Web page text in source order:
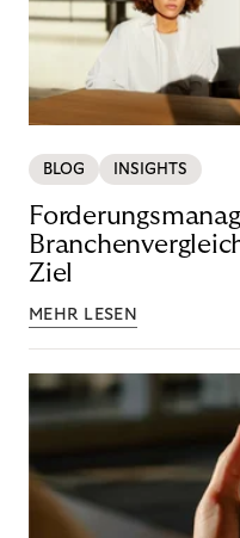
BLOG INSIGHTS
Ziel
MEHR LESEN